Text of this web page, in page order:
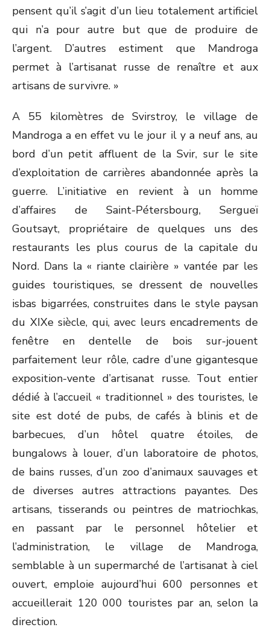
pensent qu’il s’agit d’un lieu totalement artificiel
qui n’a pour autre but que de produire de
l’argent. D’autres estiment que Mandroga
permet à l’artisanat russe de renaître et aux
artisans de survivre. »
A 55 kilomètres de Svirstroy, le village de
Mandroga a en effet vu le jour il y a neuf ans, au
bord d’un petit affluent de la Svir, sur le site
d’exploitation de carrières abandonnée après la
guerre. L’initiative en revient à un homme
d’affaires de Saint-Pétersbourg, Sergueï
Goutsayt, propriétaire de quelques uns des
restaurants les plus courus de la capitale du
Nord. Dans la « riante clairière » vantée par les
guides touristiques, se dressent de nouvelles
isbas bigarrées, construites dans le style paysan
du XIXe siècle, qui, avec leurs encadrements de
fenêtre en dentelle de bois sur-jouent
parfaitement leur rôle, cadre d’une gigantesque
exposition-vente d’artisanat russe. Tout entier
dédié à l’accueil « traditionnel » des touristes, le
site est doté de pubs, de cafés à blinis et de
barbecues, d’un hôtel quatre étoiles, de
bungalows à louer, d’un laboratoire de photos,
de bains russes, d’un zoo d’animaux sauvages et
de diverses autres attractions payantes. Des
artisans, tisserands ou peintres de matriochkas,
en passant par le personnel hôtelier et
l’administration, le village de Mandroga,
semblable à un supermarché de l’artisanat à ciel
ouvert, emploie aujourd’hui 600 personnes et
accueillerait 120 000 touristes par an, selon la
direction.